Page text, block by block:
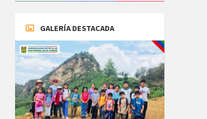
GALERÍA DESTACADA